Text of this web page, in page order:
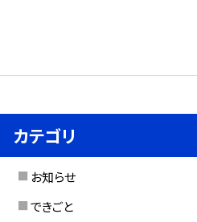
カテゴリ
お知らせ
できごと